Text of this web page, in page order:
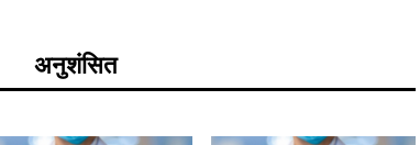
अनुशंसित